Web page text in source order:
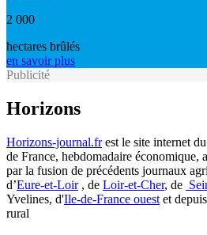
2 000
hectares brûlés
en savoir plus
Publicité
Horizons
Horizons-journal.frest le site internet
de France, hebdomadaire économique,
par la fusion de précédents journaux
d’Eure-et-Loir, de Loir-et-Cher, de
Yvelines, d'Ile-de-France ouest et
rural